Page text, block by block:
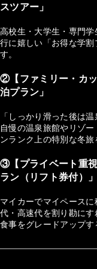
スツアー」
高校生・大学生・専門
行に嬉しい「お得な学
す。
②【ファミリー・カ
泊プラン」
「しっかり滑った後は
自慢の温泉旅館やリゾ
ンランク上の特別な冬旅
③【プライベート重
ラン（リフト券付）」
マイカーでマイペース
代・高速代を割り勘に
食事をグレードアップす